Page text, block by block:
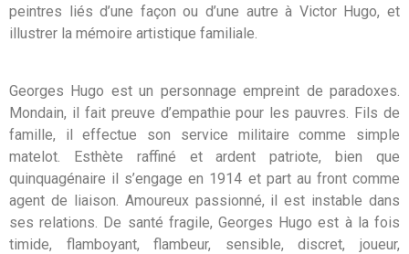
peintres liés d’une façon ou d’une autre à Victor Hugo, et
illustrer la mémoire artistique familiale.
Georges Hugo est un personnage empreint de paradoxes.
Mondain, il fait preuve d’empathie pour les pauvres. Fils de
famille, il effectue son service militaire comme simple
matelot. Esthète raffiné et ardent patriote, bien que
quinquagénaire il s’engage en 1914 et part au front comme
agent de liaison. Amoureux passionné, il est instable dans
ses relations. De santé fragile, Georges Hugo est à la fois
timide, flamboyant, flambeur, sensible, discret, joueur,